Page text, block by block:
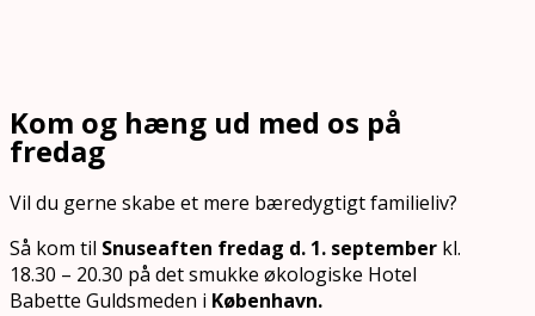
Kom og hæng ud med os på
fredag
Vil du gerne skabe et mere bæredygtigt familieliv?
Så kom til Snuseaften fredag d. 1. september kl.
18.30 – 20.30 på det smukke økologiske Hotel
Babette Guldsmeden i København.